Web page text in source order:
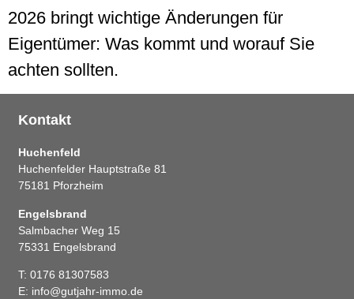
2026 bringt wichtige Änderungen für
Eigentümer: Was kommt und worauf Sie
achten sollten.
Kontakt
Huchenfeld
Huchenfelder Hauptstraße 81
75181 Pforzheim
Engelsbrand
Salmbacher Weg 15
75331 Engelsbrand
T: 0176 81307583
E: info@gutjahr-immo.de